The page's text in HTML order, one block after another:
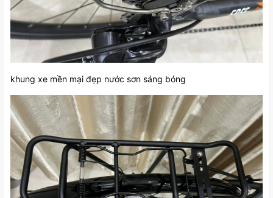
khung xe mền mại đẹp nước sơn sáng bóng